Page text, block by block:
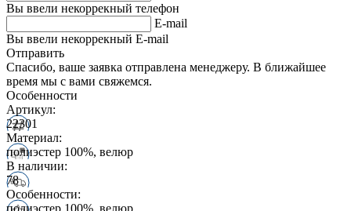
Вы ввели некоррекный телефон
E-mail
Вы ввели некоррекный E-mail
Отправить
Спасибо, ваше заявка отправлена менеджеру. В ближайшее
время мы с вами свяжемся.
Особенности
Артикул:
22301
Материал:
полиэстер 100%, велюр
В наличии:
78
Особенности:
полиэстер 100%, велюр